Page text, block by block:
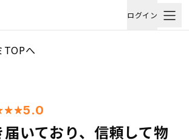
ログイン
TOPへ
5.0
いており、信頼して物